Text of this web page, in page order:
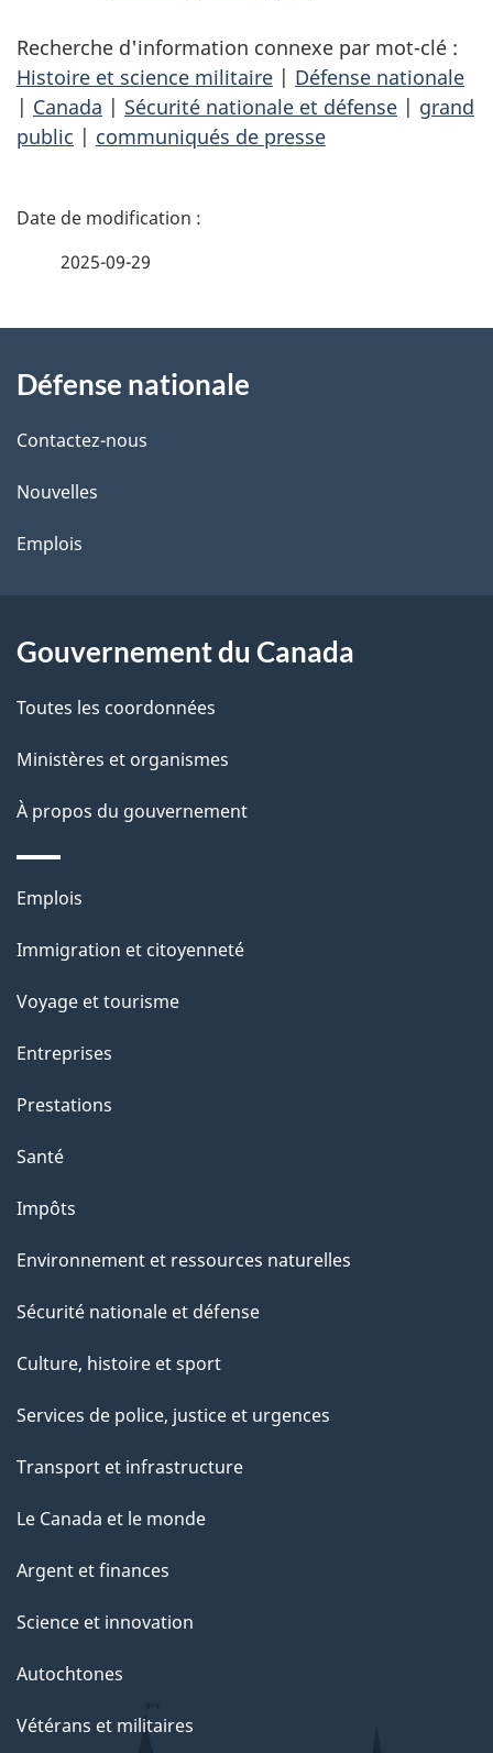
Recherche d'information connexe par mot-clé :
Histoire et science militaire | Défense nationale
| Canada | Sécurité nationale et défense | grand
public | communiqués de presse
D
i
l
s
d
l
a
g
e
2025-09-29
propos
de
ce
site
Défense nationale
Contactez-nous
Nouvelles
Emplois
Gouvernement du Canada
Toutes les coordonnées
Ministères et organismes
À propos du gouvernement
Thèmes
sujets
Emplois
Immigration et citoyenneté
Voyage et tourisme
Entreprises
Prestations
Santé
Impôts
Environnement et ressources naturelles
Sécurité nationale et défense
Culture, histoire et sport
Services de police, justice et urgences
Transport et infrastructure
Le Canada et le monde
Argent et finances
Science et innovation
Autochtones
Vétérans et militaires